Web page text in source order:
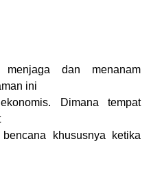
menjaga dan menanam
ini
Dimana tempat
khususnya ketika